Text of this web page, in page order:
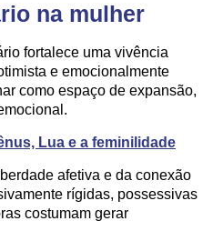
na mulher
fortalece uma vivência
e emocionalmente
como espaço de expansão,
Lua e a feminilidade
afetiva e da conexão
rígidas, possessivas
costumam gerar